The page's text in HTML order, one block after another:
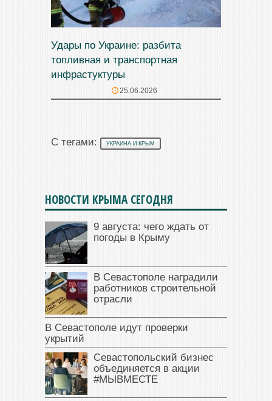
Удары по Украине: разбита
топливная и транспортная
инфрастуктуры
25.06.2026
С тегами: УКРАИНА И КРЫМ
НОВОСТИ КРЫМА СЕГОДНЯ
9 августа: чего ждать от
погоды в Крыму
В Севастополе наградили
работников строительной
отрасли
В Севастополе идут проверки
укрытий
Севастопольский бизнес
объединяется в акции
#МЫВМЕСТЕ